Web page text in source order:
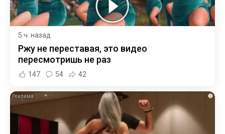
5 ч. назад
Ржу не переставая, это видео
пересмотришь не раз
147 54 42
i